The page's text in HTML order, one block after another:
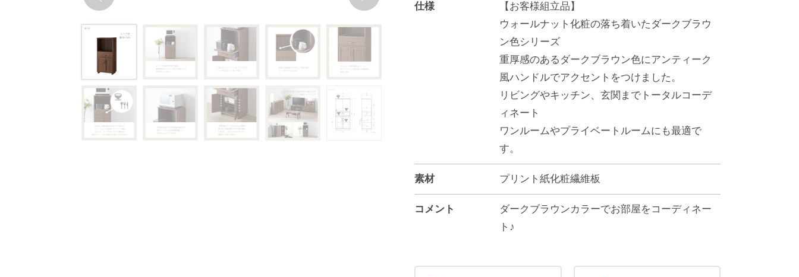
仕様
【お客様組立品】
ウォールナット化粧の落ち着いたダークブラウ
ン色シリーズ
重厚感のあるダークブラウン色にアンティーク
風ハンドルでアクセントをつけました。
リビングやキッチン、玄関までトータルコーデ
ィネート
ワンルームやプライベートルームにも最適で
す。
素材 プリント紙化粧繊維板
コメント
ダークブラウンカラーでお部屋をコーディネー
ト♪